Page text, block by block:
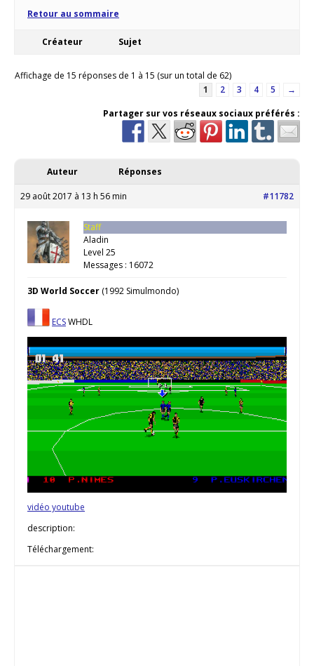
Retour au sommaire
Créateur Sujet
Affichage de 15 réponses de 1 à 15 (sur un total de 62)
1
2 3 4 5
→
Partager sur vos réseaux sociaux préférés :
Auteur Réponses
29 août 2017 à 13 h 56 min #11782
Staff
Aladin
Level 25
Messages : 16072
3D World Soccer (1992 Simulmondo)
ECSWHDL
vidéo youtube
description:
Téléchargement: